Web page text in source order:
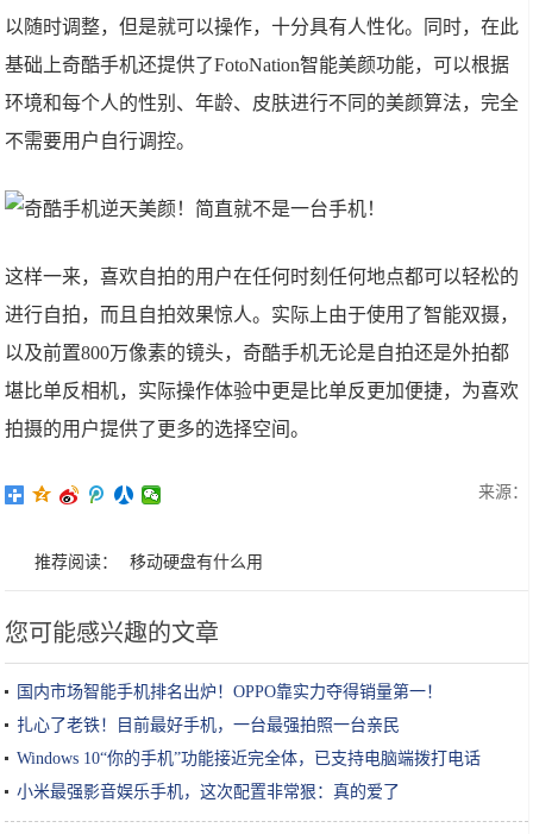
以随时调整，但是就可以操作，十分具有人性化。同时，在此
基础上奇酷手机还提供了FotoNation智能美颜功能，可以根据
环境和每个人的性别、年龄、皮肤进行不同的美颜算法，完全
不需要用户自行调控。
这样一来，喜欢自拍的用户在任何时刻任何地点都可以轻松的
进行自拍，而且自拍效果惊人。实际上由于使用了智能双摄，
以及前置800万像素的镜头，奇酷手机无论是自拍还是外拍都
堪比单反相机，实际操作体验中更是比单反更加便捷，为喜欢
拍摄的用户提供了更多的选择空间。
来源：
推荐阅读： 移动硬盘有什么用
您可能感兴趣的文章
国内市场智能手机排名出炉！OPPO靠实力夺得销量第一！
扎心了老铁！目前最好手机，一台最强拍照一台亲民
Windows 10“你的手机”功能接近完全体，已支持电脑端拨打电话
小米最强影音娱乐手机，这次配置非常狠：真的爱了